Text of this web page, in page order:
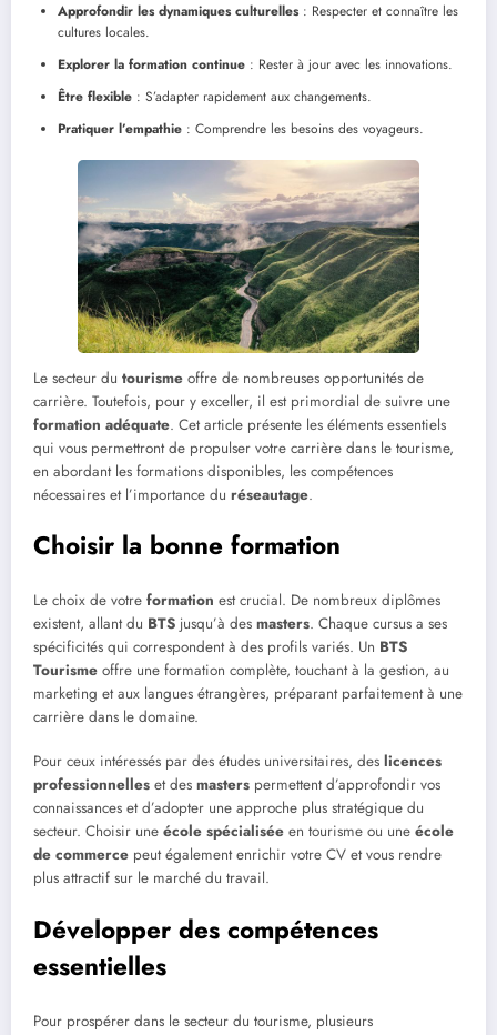
Approfondir les dynamiques culturelles: Respecter et connaître les
cultures locales.
Explorer la formation continue : Rester à jour avec les innovations.
Être flexible : S’adapter rapidement aux changements.
Pratiquer l’empathie : Comprendre les besoins des voyageurs.
Le secteur du tourisme offre de nombreuses opportunités de
carrière. Toutefois, pour y exceller, il est primordial de suivre une
formation adéquate. Cet article présente les éléments essentiels
qui vous permettront de propulser votre carrière dans le tourisme,
en abordant les formations disponibles, les compétences
nécessaires et l’importance du réseautage.
Choisir la bonne formation
Le choix de votre formation est crucial. De nombreux diplômes
existent, allant du BTS jusqu’à des masters. Chaque cursus a ses
spécificités qui correspondent à des profils variés. Un BTS
Tourisme offre une formation complète, touchant à la gestion, au
marketing et aux langues étrangères, préparant parfaitement à une
carrière dans le domaine.
Pour ceux intéressés par des études universitaires, des licences
professionnelles et des masters permettent d’approfondir vos
connaissances et d’adopter une approche plus stratégique du
secteur. Choisir une école spécialisée en tourisme ou une école
de commerce peut également enrichir votre CV et vous rendre
plus attractif sur le marché du travail.
Développer des compétences
essentielles
Pour prospérer dans le secteur du tourisme, plusieurs